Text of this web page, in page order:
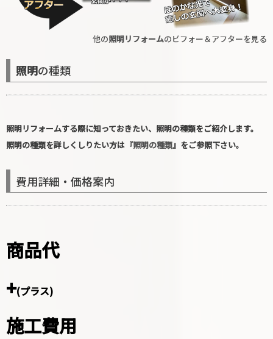
他の照明リフォームのビフォー＆アフターを見る
照明の種類
照明リフォームする際に知っておきたい、 照明の種類をご紹介します。
照明の種類を詳しくしりたい方は 『照明の種類』 をご参照下さい。
費用詳細・価格案内
商品代
+(プラス)
施工費用